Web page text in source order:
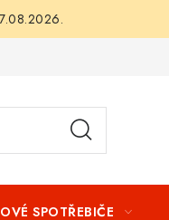
SPOTŘEBIČE